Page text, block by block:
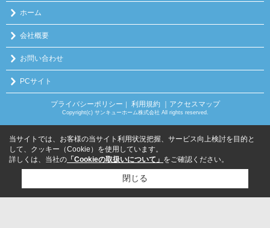
ホーム
会社概要
お問い合わせ
PCサイト
プライバシーポリシー ｜ 利用規約 ｜アクセスマップ
Copyright(c) サンキューホーム株式会社 All rights reserved.
当サイトでは、お客様の当サイト利用状況把握、サービス向上検討を目的と
して、クッキー（Cookie）を使用しています。
詳しくは、当社の 「Cookieの取扱いについて」 をご確認ください。
閉じる